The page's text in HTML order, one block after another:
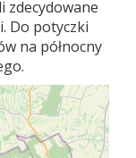
zdecydowane
Do potyczki
na północny